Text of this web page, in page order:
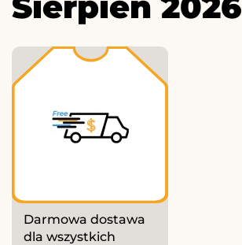
Darmowa dostawa
dla wszystkich